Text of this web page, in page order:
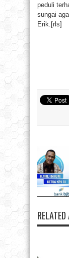
peduli
sungai
Erik.[rls]